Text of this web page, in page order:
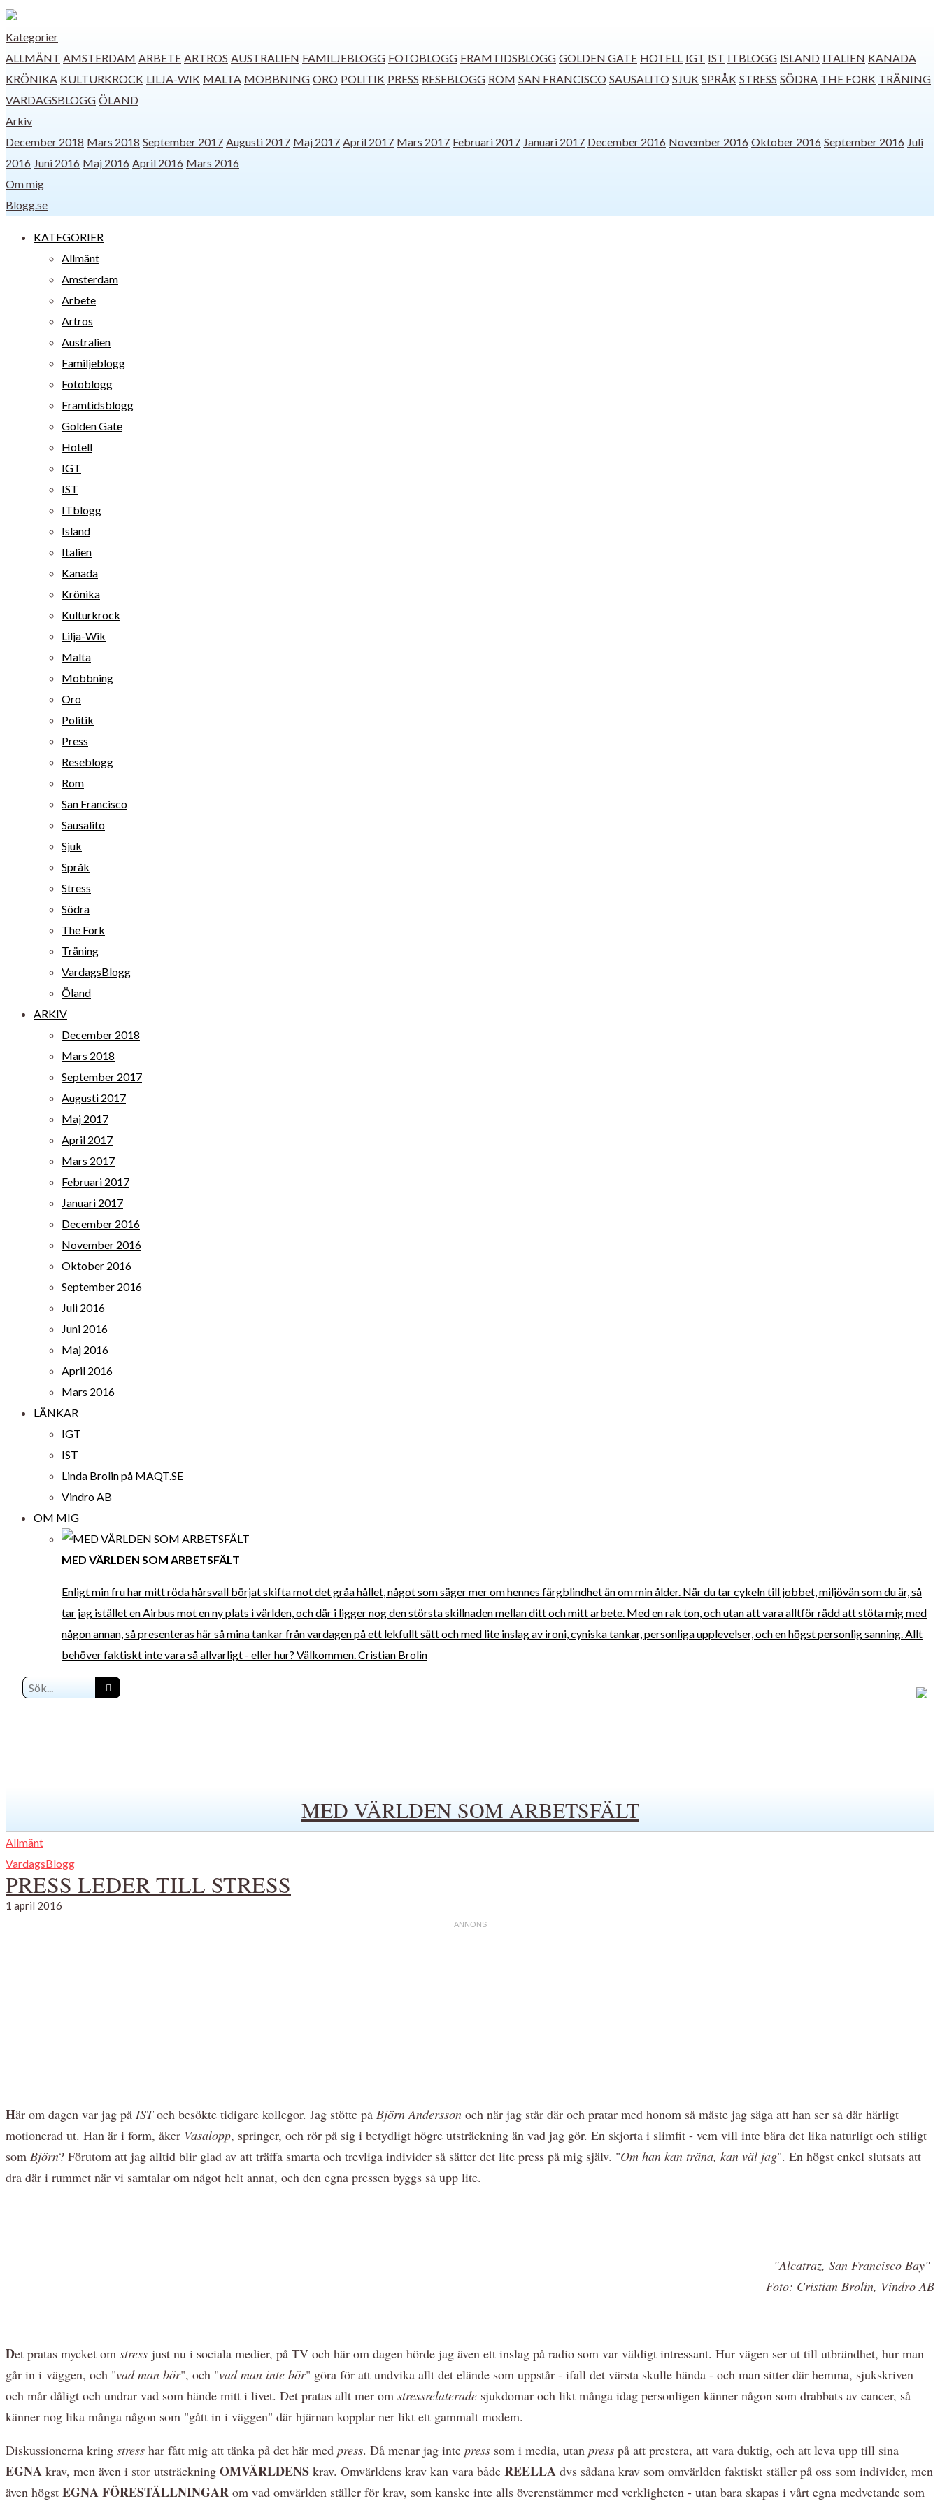
Kategorier
ALLMÄNT AMSTERDAM ARBETE ARTROS AUSTRALIEN FAMILJEBLOGG FOTOBLOGG FRAMTIDSBLOGG GOLDEN GATE HOTELL IGT IST ITBLOGG ISLAND ITALIEN KANADA
KRÖNIKA KULTURKROCK LILJA-WIK MALTA MOBBNING ORO POLITIK PRESS RESEBLOGG ROM SAN FRANCISCO SAUSALITO SJUK SPRÅK STRESS SÖDRA THE FORK TRÄNING
VARDAGSBLOGG ÖLAND
Arkiv
December 2018 Mars 2018 September 2017 Augusti 2017 Maj 2017 April 2017 Mars 2017 Februari 2017 Januari 2017 December 2016 November 2016 Oktober 2016 September 2016 Juli
2016 Juni 2016 Maj 2016 April 2016 Mars 2016
Om mig
Blogg.se
KATEGORIER
Allmänt
Amsterdam
Arbete
Artros
Australien
Familjeblogg
Fotoblogg
Framtidsblogg
Golden Gate
Hotell
IGT
IST
ITblogg
Island
Italien
Kanada
Krönika
Kulturkrock
Lilja-Wik
Malta
Mobbning
Oro
Politik
Press
Reseblogg
Rom
San Francisco
Sausalito
Sjuk
Språk
Stress
Södra
The Fork
Träning
VardagsBlogg
Öland
ARKIV
December 2018
Mars 2018
September 2017
Augusti 2017
Maj 2017
April 2017
Mars 2017
Februari 2017
Januari 2017
December 2016
November 2016
Oktober 2016
September 2016
Juli 2016
Juni 2016
Maj 2016
April 2016
Mars 2016
LÄNKAR
IGT
IST
Linda Brolin på MAQT.SE
Vindro AB
OM MIG
MED VÄRLDEN SOM ARBETSFÄLT
Enligt min fru har mitt röda hårsvall börjat skifta mot det gråa hållet, något som säger mer om hennes färgblindhet än om min ålder. När du tar cykeln till jobbet, miljövän som du är, så
tar jag istället en Airbus mot en ny plats i världen, och där i ligger nog den största skillnaden mellan ditt och mitt arbete. Med en rak ton, och utan att vara alltför rädd att stöta mig med
någon annan, så presenteras här så mina tankar från vardagen på ett lekfullt sätt och med lite inslag av ironi, cyniska tankar, personliga upplevelser, och en högst personlig sanning. Allt
behöver faktiskt inte vara så allvarligt - eller hur? Välkommen. Cristian Brolin
MED VÄRLDEN SOM ARBETSFÄLT
Allmänt
VardagsBlogg
PRESS LEDER TILL STRESS
1 april 2016
Här om dagen var jag på ISToch besökte tidigare kollegor. Jag stötte på Björn Andersson och när jag står där och pratar med honom så måste jag säga att han ser så där härligt
motionerad ut. Han är i form, åker Vasalopp, springer, och rör på sig i betydligt högre utsträckning än vad jag gör. En skjorta i slimfit - vem vill inte bära det lika naturligt och stiligt
som Björn? Förutom att jag alltid blir glad av att träffa smarta och trevliga individer så sätter det lite press på mig själv. "Om han kan träna, kan väl jag". En högst enkel slutsats att
dra där i rummet när vi samtalar om något helt annat, och den egna pressen byggs så upp lite.
"Alcatraz, San Francisco Bay"
Foto: Cristian Brolin, Vindro AB
Det pratas mycket om stress just nu i sociala medier, på TV och här om dagen hörde jag även ett inslag på radio som var väldigt intressant. Hur vägen ser ut till utbrändhet, hur man
går in i väggen, och "vad man bör", och "vad man inte bör" göra för att undvika allt det elände som uppstår - ifall det värsta skulle hända - och man sitter där hemma, sjukskriven
och mår dåligt och undrar vad som hände mitt i livet. Det pratas allt mer om stressrelaterade sjukdomar och likt många idag personligen känner någon som drabbats av cancer, så
känner nog lika många någon som "gått in i väggen" där hjärnan kopplar ner likt ett gammalt modem.
Diskussionerna kring stress har fått mig att tänka på det här med press. Då menar jag inte press som i media, utan press på att prestera, att vara duktig, och att leva upp till sina
EGNA krav, men även i stor utsträckning OMVÄRLDENS krav. Omvärldens krav kan vara både REELLA dvs sådana krav som omvärlden faktiskt ställer på oss som individer, men
även högst EGNA FÖRESTÄLLNINGAR om vad omvärlden ställer för krav, som kanske inte alls överenstämmer med verkligheten - utan bara skapas i vårt egna medvetande som